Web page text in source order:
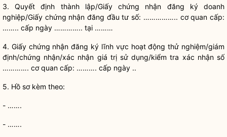
3. Quyết định thành lập/Giấy chứng nhận đăng ký doanh
nghiệp/Giấy chứng nhận đăng đầu tư số: …………….. cơ quan cấp:
…….. cấp ngày ………….. tại ………
4. Giấy chứng nhận đăng ký lĩnh vực hoạt động thử nghiệm/giám
định/chứng nhận/xác nhận giá trị sử dụng/kiểm tra xác nhận số
…………. cơ quan cấp: ………. cấp ngày ..
5. Hồ sơkèm theo:
- …….
- …….